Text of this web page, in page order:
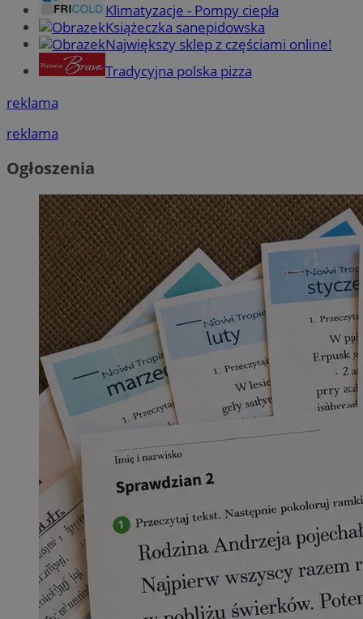
Klimatyzacje - Pompy ciepła
Książeczka sanepidowska
Największy sklep z częściami online!
Tradycyjna polska pizza
reklama
reklama
Ogłoszenia